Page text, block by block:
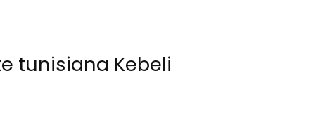
tunisiana Kebeli